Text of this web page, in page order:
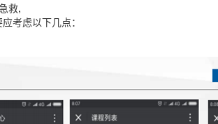
急救,
考虑以下几点：